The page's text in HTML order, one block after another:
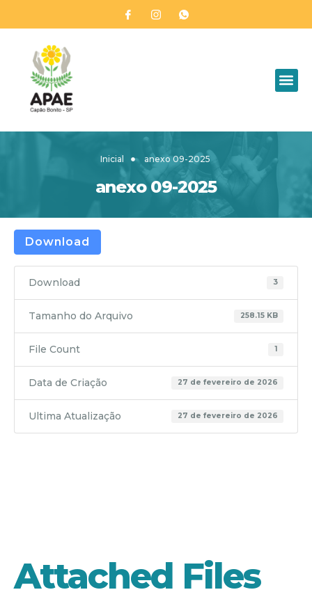
Inicial anexo 09-2025
anexo 09-2025
Download
Download 3
Tamanho do Arquivo 258.15 KB
File Count 1
Data de Criação 27 de fevereiro de 2026
Ultima Atualização 27 de fevereiro de 2026
Attached Files